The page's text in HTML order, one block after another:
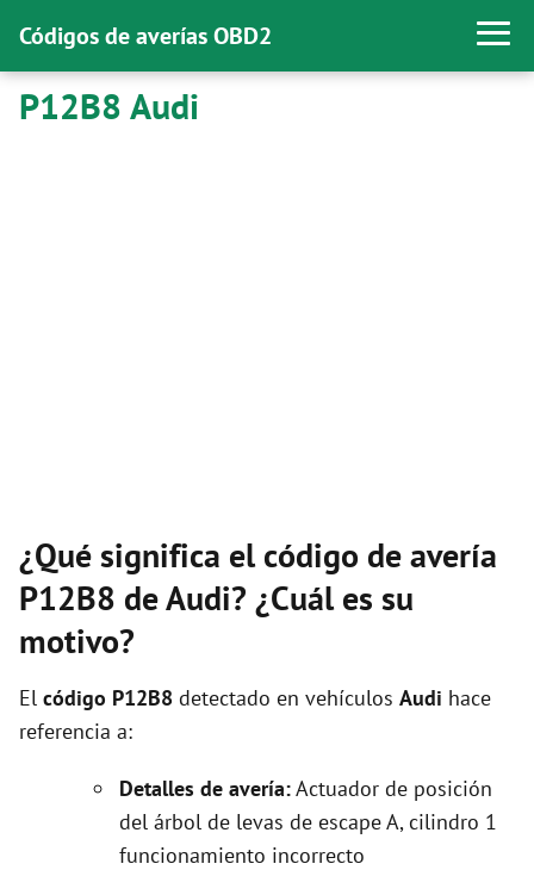
Códigos de averías OBD2
P12B8 Audi
¿Qué significa el código de avería
P12B8 de Audi? ¿Cuál es su
motivo?
El código P12B8 detectado en vehículos Audi hace
referencia a:
Detalles de avería:Actuador de posición
del árbol de levas de escape A, cilindro 1
funcionamiento incorrecto